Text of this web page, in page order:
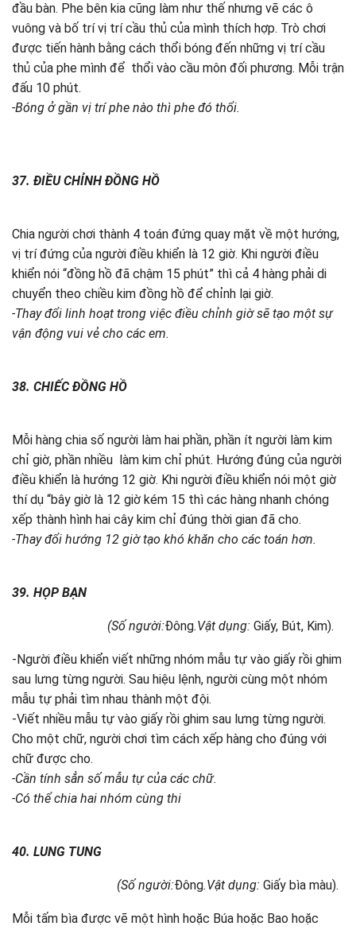
đầu bàn. Phe bên kia cũng làm như thế nhưng vẽ các ô
vuông và bố trí vị trí cầu thủ của mình thích hợp. Trò chơi
được tiến hành bằng cách thổi bóng đến những vị trí cầu
thủ của phe mình để thổi vào cầu môn đối phương. Mỗi trận
đấu 10 phút.
-Bóng ở gần vị trí phe nào thì phe đó thổi.
37. ĐIỀU CHỈNH ĐỒNG HỒ
Chia người chơi thành 4 toán đứng quay mặt về một hướng,
vị trí đứng của người điều khiển là 12 giờ. Khi người điều
khiển nói “đồng hồ đã chậm 15 phút” thì cả 4 hàng phải di
chuyển theo chiều kim đồng hồ để chỉnh lại giờ.
-Thay đổi linh hoạt trong việc điều chỉnh giờ sẽ tạo một sự
vận động vui vẻ cho các em.
38. CHIẾC ĐỒNG HỒ
Mỗi hàng chia số người làm hai phần, phần ít người làm kim
chỉ giờ, phần nhiều làm kim chỉ phút. Hướng đúng của người
điều khiển là hướng 12 giờ. Khi người điều khiển nói một giờ
thí dụ “bây giờ là 12 giờ kém 15 thì các hàng nhanh chóng
xếp thành hình hai cây kim chỉ đúng thời gian đã cho.
-Thay đổi hướng 12 giờ tạo khó khăn cho các toán hơn.
39. HỌP BẠN
(Số người:Đông.Vật dụng: Giấy, Bút, Kim).
-Người điều khiển viết những nhóm mẫu tự vào giấy rồi ghim
sau lưng từng người. Sau hiệu lệnh, người cùng một nhóm
mẫu tự phải tìm nhau thành một đội.
-Viết nhiều mẫu tự vào giấy rồi ghim sau lưng từng người.
Cho một chữ, người chơi tìm cách xếp hàng cho đúng với
chữ được cho.
-Cần tính sẳn số mẫu tự của các chữ.
-Có thể chia hai nhóm cùng thi
40. LUNG TUNG
(Số người:Đông.Vật dụng: Giấy bìa màu).
Mỗi tấm bìa được vẽ một hình hoặc Búa hoặc Bao hoặc